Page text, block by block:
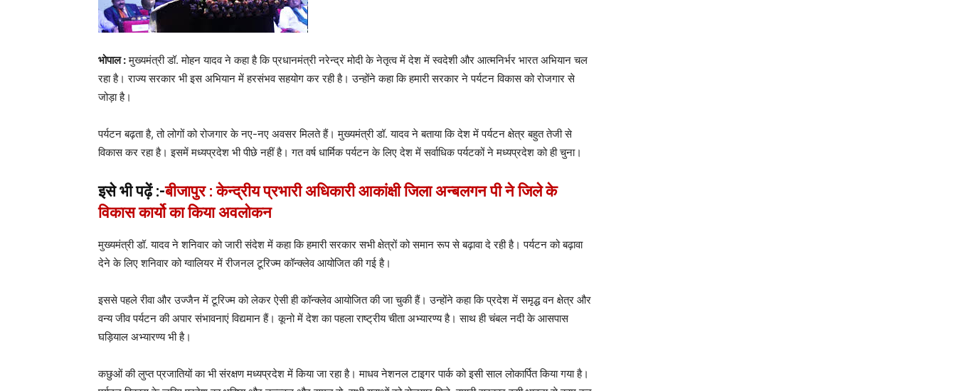
भोपाल :मुख्यमंत्री डॉ. मोहन यादव ने कहा है कि प्रधानमंत्री नरेन्द्र मोदी के नेतृत्व में देश में स्वदेशी और आत्मनिर्भर भारत अभियान चल
रहा है। राज्य सरकार भी इस अभियान में हरसंभव सहयोग कर रही है। उन्होंने कहा कि हमारी सरकार ने पर्यटन विकास को रोजगार से
जोड़ा है।
पर्यटन बढ़ता है, तो लोगों को रोजगार के नए-नए अवसर मिलते हैं। मुख्यमंत्री डॉ. यादव ने बताया कि देश में पर्यटन क्षेत्र बहुत तेजी से
विकास कर रहा है। इसमें मध्यप्रदेश भी पीछे नहीं है। गत वर्ष धार्मिक पर्यटन के लिए देश में सर्वाधिक पर्यटकों ने मध्यप्रदेश को ही चुना।
इसे भी पढ़ें :-बीजापुर : केन्द्रीय प्रभारी अधिकारी आकांक्षी जिला अन्बलगन पी ने जिले के
विकास कार्यो का किया अवलोकन
मुख्यमंत्री डॉ. यादव ने शनिवार को जारी संदेश में कहा कि हमारी सरकार सभी क्षेत्रों को समान रूप से बढ़ावा दे रही है। पर्यटन को बढ़ावा
देने के लिए शनिवार को ग्वालियर में रीजनल टूरिज्म कॉन्क्लेव आयोजित की गई है।
इससे पहले रीवा और उज्जैन में टूरिज्म को लेकर ऐसी ही कॉन्क्लेव आयोजित की जा चुकी हैं। उन्होंने कहा कि प्रदेश में समृद्ध वन क्षेत्र और
वन्य जीव पर्यटन की अपार संभावनाएं विद्यमान हैं। कूनो में देश का पहला राष्ट्रीय चीता अभ्यारण्य है। साथ ही चंबल नदी के आसपास
घड़ियाल अभ्यारण्य भी है।
कछुओं की लुप्त प्रजातियों का भी संरक्षण मध्यप्रदेश में किया जा रहा है। माधव नेशनल टाइगर पार्क को इसी साल लोकार्पित किया गया है।